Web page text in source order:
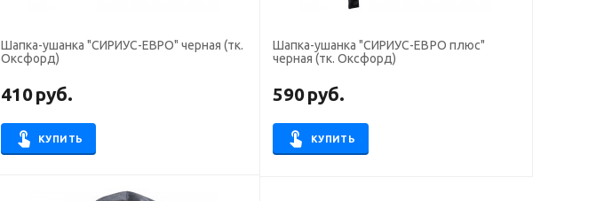
Шапка-ушанка "СИРИУС-ЕВРО" черная (тк.
Оксфорд)
410руб.
КУПИТЬ
Шапка-ушанка "СИРИУС-ЕВРО плюс"
черная (тк. Оксфорд)
590руб.
КУПИТЬ